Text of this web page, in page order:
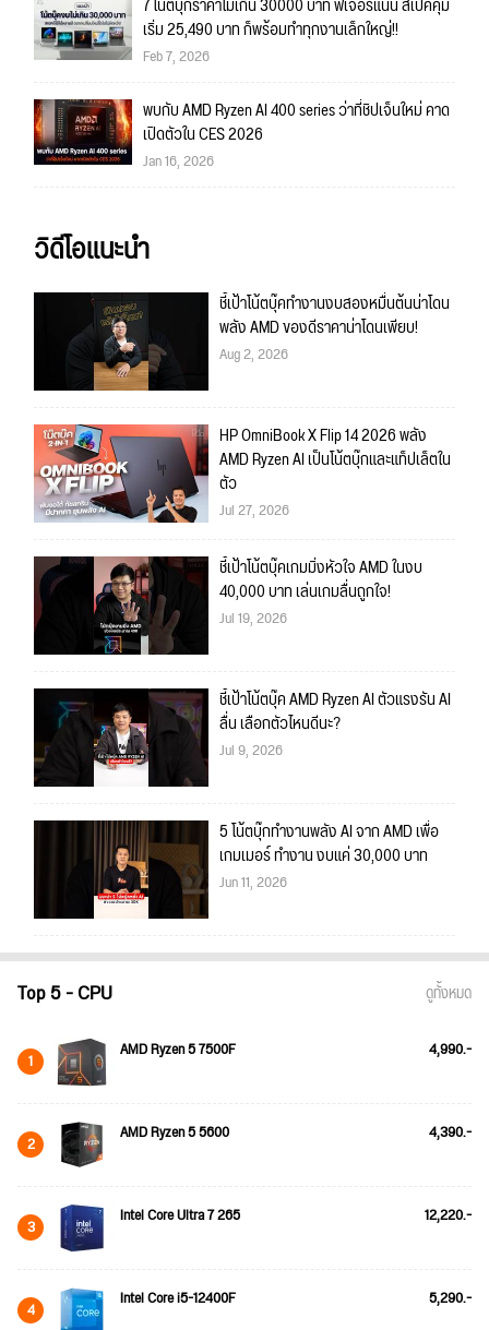
เริ่ม 25,490 บาท ก็พร้อมทำทุกงานเล็กใหญ่!!
Feb 7, 2026
พบกับ AMD Ryzen AI 400 series ว่าที่ชิปเจ็นใหม่ คาด
เปิดตัวใน CES 2026
Jan 16, 2026
วิดีโอแนะนำ
ชี้เป้าโน้ตบุ๊คทำงานงบสองหมื่นต้นน่าโดน
พลัง AMD ของดีราคาน่าโดนเพียบ!
Aug 2, 2026
HP OmniBook X Flip 14 2026 พลัง
AMD Ryzen AI เป็นโน้ตบุ๊กและแท็ปเล็ตใน
ตัว
Jul 27, 2026
ชี้เป้าโน้ตบุ๊คเกมมิ่งหัวใจ AMD ในงบ
40,000 บาท เล่นเกมลื่นถูกใจ!
Jul 19, 2026
ชี้เป้าโน้ตบุ๊ค AMD Ryzen AI ตัวแรงรัน AI
ลื่น เลือกตัวไหนดีนะ?
Jul 9, 2026
5 โน้ตบุ๊กทำงานพลัง AI จาก AMD เพื่อ
เกมเมอร์ ทำงาน งบแค่ 30,000 บาท
Jun 11, 2026
Top 5 - CPU ดูทั้งหมด
1 AMD Ryzen 5 7500F 4,990.-
2 AMD Ryzen 5 5600 4,390.-
3 Intel Core Ultra 7 265 12,220.-
4 Intel Core i5-12400F 5,290.-